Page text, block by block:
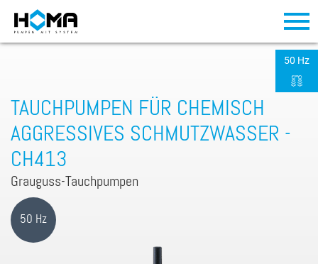
TAUCHPUMPEN FÜR CHEMISCH
AGGRESSIVES SCHMUTZWASSER -
CH413
Grauguss-Tauchpumpen
50 Hz
50 Hz